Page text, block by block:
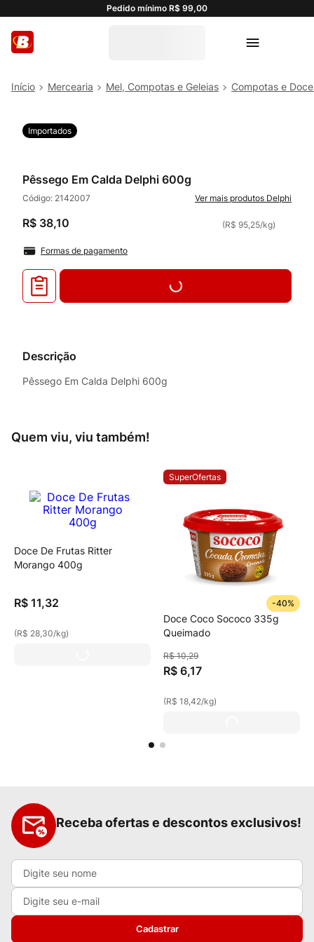
Pedido mínimo R$ 99,00
Mercearia Mel, Compotas e Geleias Compotas e
Importados
Pêssego Em Calda Delphi 600g
Código: 2142007 Delphi
R$ 38,10 (R$ 95,25/kg)
Formas de pagamento
Descrição
Pêssego Em Calda Delphi 600g
Quem viu, viu também!
Doce De Frutas Ritter
Morango 400g
R$ 11,32
(R$ 28,30/kg)
SuperOfertas
-40%
Doce Coco Sococo 335g
Queimado
R$ 10,29
R$ 6,17
(R$ 18,42/kg)
Receba ofertas e descontos exclusivos!
Cadastrar